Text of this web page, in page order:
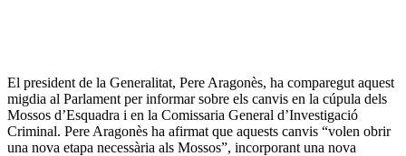
El president de la Generalitat, Pere Aragonès, ha comparegut aquest
migdia al Parlament per informar sobre els canvis en la cúpula dels
Mossos d’Esquadra i en la Comissaria General d’Investigació
Criminal. Pere Aragonès ha afirmat que aquests canvis “volen obrir
una nova etapa necessària als Mossos”, incorporant una nova